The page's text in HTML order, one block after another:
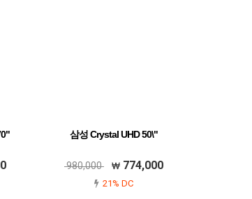
삼성 Crystal UHD 50\"
980,000 774,000
21% DC